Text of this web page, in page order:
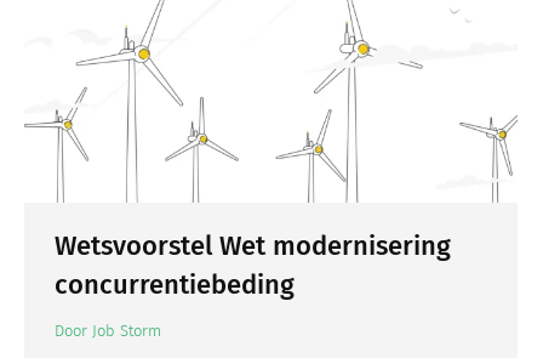
Wetsvoorstel Wet modernisering
concurrentiebeding
Door Job Storm